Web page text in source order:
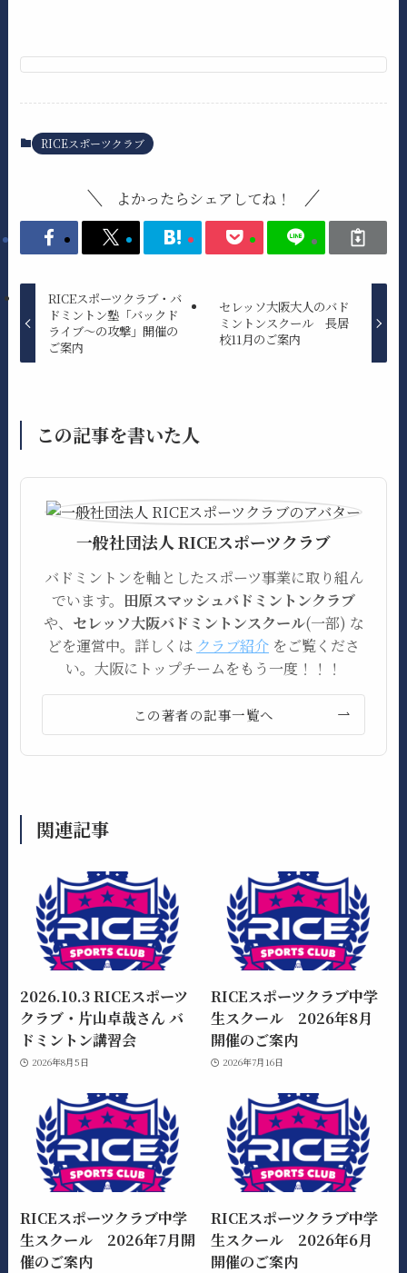
RICEスポーツクラブ
よかったらシェアしてね！
RICEスポーツクラブ・バ
ドミントン塾「バックド
ライブ～の攻撃」開催の
ご案内
セレッソ大阪大人のバド
ミントンスクール 長居
校11月のご案内
この記事を書いた人
一般社団法人 RICEスポーツクラブ
バドミントンを軸としたスポーツ事業に取り組ん
でいます。 田原スマッシュバドミントンクラブ
や、 セレッソ大阪バドミントンスクール(一部) な
どを運営中。詳しくは クラブ紹介 をご覧くださ
い。大阪にトップチームをもう一度！！！
この著者の記事一覧へ
関連記事
2026.10.3 RICEスポーツ
クラブ・片山卓哉さん バ
ドミントン講習会
2026年8月5日
RICEスポーツクラブ中学
生スクール 2026年8月
開催のご案内
2026年7月16日
RICEスポーツクラブ中学
生スクール 2026年7月開
催のご案内
RICEスポーツクラブ中学
生スクール 2026年6月
開催のご案内